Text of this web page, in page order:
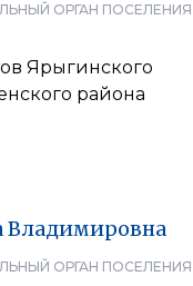
ОРГАН ПОСЕЛЕНИЯ
Ярыгинского
района
Владимировна
ОРГАН ПОСЕЛЕНИЯ